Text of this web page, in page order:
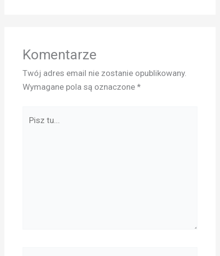
Komentarze
Twój adres email nie zostanie opublikowany.
Wymagane pola są oznaczone *
tu...